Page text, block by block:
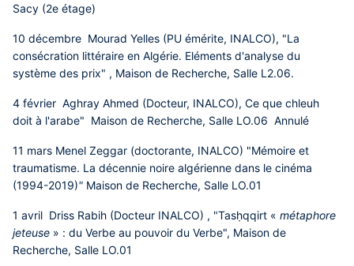
Sacy (2e étage)
10 décembre Mourad Yelles (PU émérite, INALCO), "La
consécration littéraire en Algérie. Eléments d'analyse du
système des prix" , Maison de Recherche, Salle L2.06.
4 février Aghray Ahmed (Docteur, INALCO), Ce que chleuh
doit à l'arabe" Maison de Recherche, Salle LO.06 Annulé
11 mars Menel Zeggar (doctorante, INALCO) "Mémoire et
traumatisme. La décennie noire algérienne dans le cinéma
(1994-2019)" Maison de Recherche, Salle LO.01
1 avril Driss Rabih (Docteur INALCO) , "Tasḥqqirt « métaphore
jeteuse » : du Verbe au pouvoir du Verbe", Maison de
Recherche, Salle LO.01